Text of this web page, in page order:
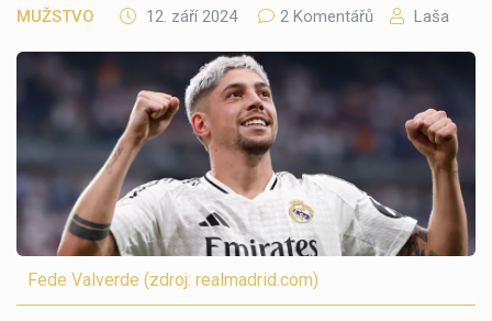
MUŽSTVO 12. září 2024 2 Komentářů Laša
Fede Valverde (zdroj: realmadrid.com)